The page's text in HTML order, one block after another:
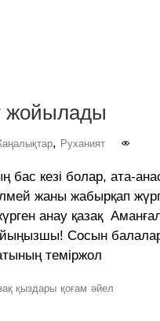
жойылады
, Руханият
кезі болар, ата-
жаны жабырқап
анау қазақ
Сосын
теміржол
қыздары қоғам әйел